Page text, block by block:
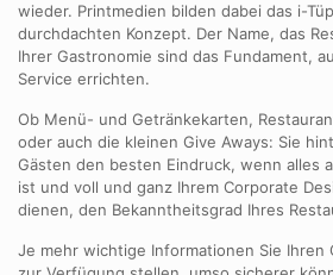
wieder. Printmedien bilden dabei das i-
durchdachten Konzept. Der Name, das
Ihrer Gastronomie sind das Fundament,
Service errichten.
Ob Menü- und Getränkekarten,
oder auch die kleinen Give Aways: Sie
Gästen den besten Eindruck, wenn alles
ist und voll und ganz Ihrem Corporate
dienen, den Bekanntheitsgrad Ihres
Je mehr wichtige Informationen Sie Ihren